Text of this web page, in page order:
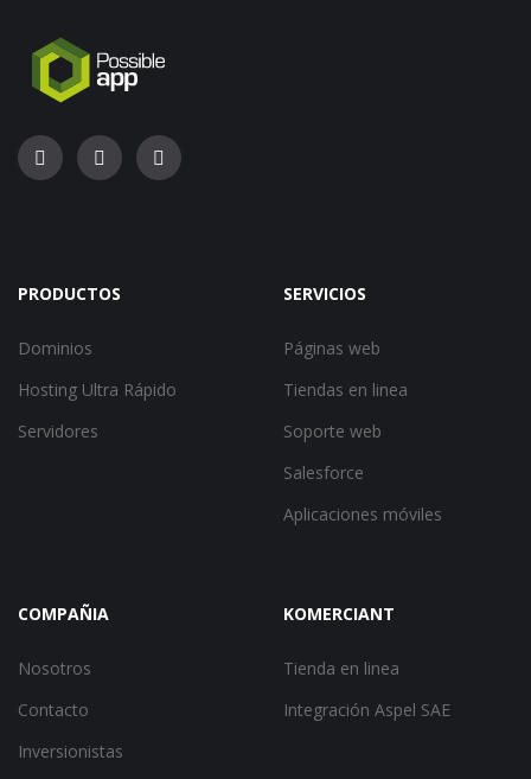
PRODUCTOS
Dominios
Hosting Ultra Rápido
Servidores
SERVICIOS
Páginas web
Tiendas en linea
Soporte web
Salesforce
Aplicaciones móviles
COMPAÑIA
Nosotros
Contacto
Inversionistas
KOMERCIANT
Tienda en linea
Integración Aspel SAE